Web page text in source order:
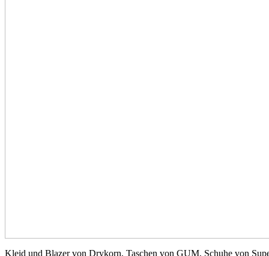
Kleid und Blazer von Drykorn, Taschen von GUM, Schuhe von